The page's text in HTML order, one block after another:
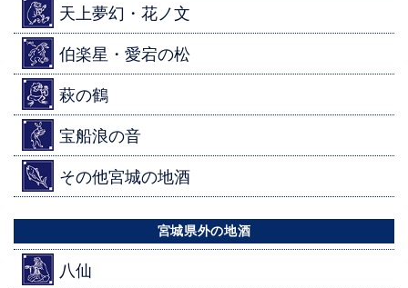
天上夢幻・花ノ文
伯楽星・愛宕の松
萩の鶴
宝船浪の音
その他宮城の地酒
宮城県外の地酒
八仙